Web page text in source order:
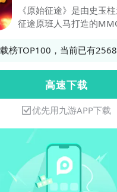
《原始征途》是由史玉
征途原班人马打造的
实，场景内容1：1复刻重
路从你我脚下启航。3V3
争夺战等多元化PVP玩
PK体验！ 面对面自由交
金换；不肝不氪，越打越
途首富；15星直升不爆
榜TOP100，当前已有
高 速 下 载
优先用九游APP下载